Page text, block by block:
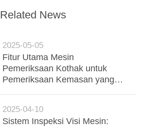
Related News
2025-05-05
Fitur Utama Mesin
Pemeriksaan Kothak untuk
Pemeriksaan Kemasan yang
2025-04-10
Sistem Inspeksi Visi Mesin: